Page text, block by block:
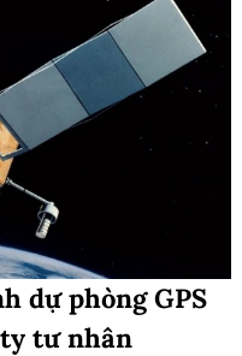
dự phòng GPS
tư nhân